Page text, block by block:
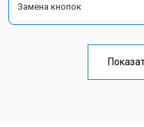
Замена кнопок